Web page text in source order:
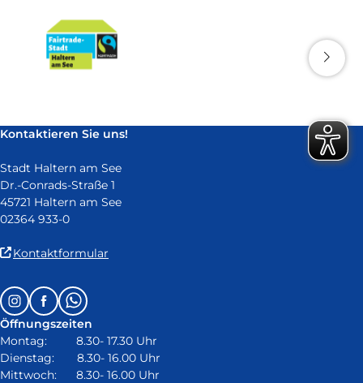
Kontaktieren Sie uns!
Stadt Haltern am See
Dr.-Conrads-Straße 1
45721 Haltern am See
02364 933-0
Kontaktformular
in
neuem
Fenster)
Follow
us
on:
InstagramFacebookWhatsapp
Öffnungszeiten
Montag: 8.30- 17.30 Uhr
Dienstag: 8.30- 16.00 Uhr
Mittwoch: 8.30- 16.00 Uhr